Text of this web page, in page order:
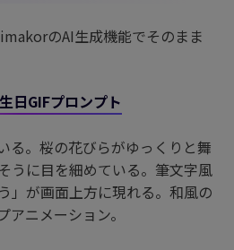
のAI生成機能でそのまま
日GIFプロンプト
る。桜の花びらがゆっくりと舞
うに目を細めている。筆文字風
」が画面上方に現れる。和風の
ニメーション。